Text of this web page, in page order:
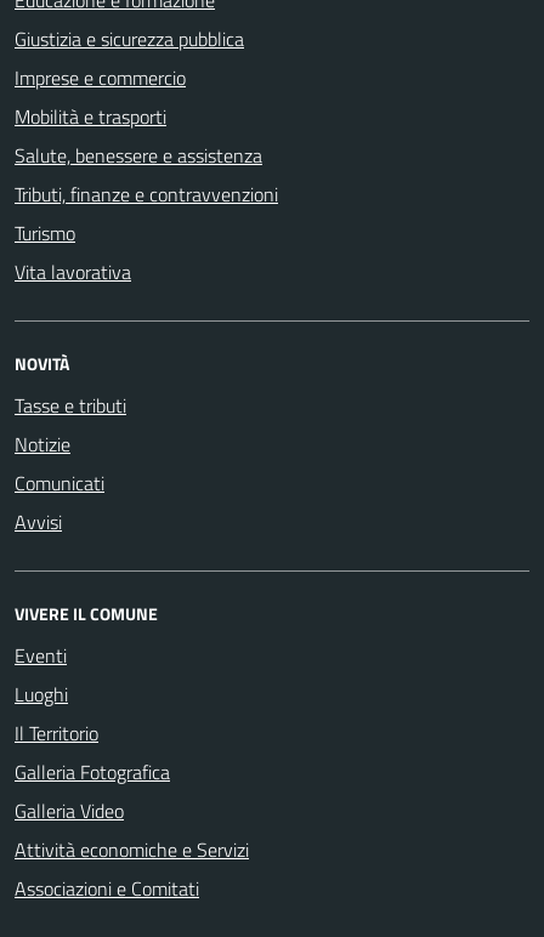
Giustizia e sicurezza pubblica
Imprese e commercio
Mobilità e trasporti
Salute, benessere e assistenza
Tributi, finanze e contravvenzioni
Turismo
Vita lavorativa
NOVITÀ
Tasse e tributi
Notizie
Comunicati
Avvisi
VIVERE IL COMUNE
Eventi
Luoghi
Il Territorio
Galleria Fotografica
Galleria Video
Attività economiche e Servizi
Associazioni e Comitati